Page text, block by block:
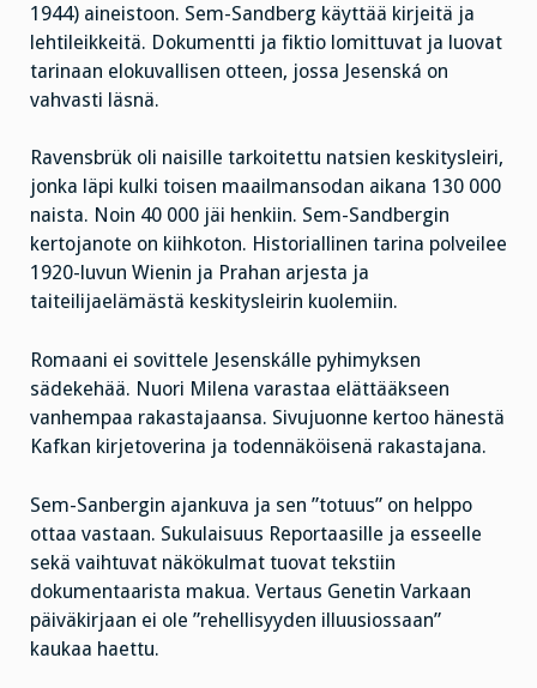
1944) aineistoon. Sem-Sandberg käyttää kirjeitä ja
lehtileikkeitä. Dokumentti ja fiktio lomittuvat ja luovat
tarinaan elokuvallisen otteen, jossa Jesenská on
vahvasti läsnä.
Ravensbrük oli naisille tarkoitettu natsien keskitysleiri,
jonka läpi kulki toisen maailmansodan aikana 130 000
naista. Noin 40 000 jäi henkiin. Sem-Sandbergin
kertojanote on kiihkoton. Historiallinen tarina polveilee
1920-luvun Wienin ja Prahan arjesta ja
taiteilijaelämästä keskitysleirin kuolemiin.
Romaani ei sovittele Jesenskálle pyhimyksen
sädekehää. Nuori Milena varastaa elättääkseen
vanhempaa rakastajaansa. Sivujuonne kertoo hänestä
Kafkan kirjetoverina ja todennäköisenä rakastajana.
Sem-Sanbergin ajankuva ja sen ”totuus” on helppo
ottaa vastaan. Sukulaisuus Reportaasille ja esseelle
sekä vaihtuvat näkökulmat tuovat tekstiin
dokumentaarista makua. Vertaus Genetin Varkaan
päiväkirjaan ei ole ”rehellisyyden illuusiossaan”
kaukaa haettu.